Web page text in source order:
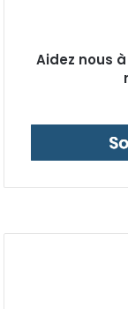
Aidez nous